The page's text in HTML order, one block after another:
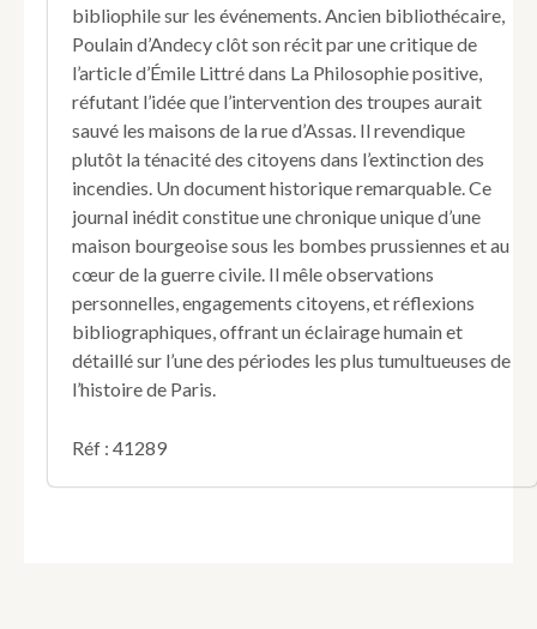
bibliophile sur les événements. Ancien bibliothécaire,
Poulain d’Andecy clôt son récit par une critique de
l’article d’Émile Littré dans La Philosophie positive,
réfutant l’idée que l’intervention des troupes aurait
sauvé les maisons de la rue d’Assas. Il revendique
plutôt la ténacité des citoyens dans l’extinction des
incendies. Un document historique remarquable. Ce
journal inédit constitue une chronique unique d’une
maison bourgeoise sous les bombes prussiennes et au
cœur de la guerre civile. Il mêle observations
personnelles, engagements citoyens, et réflexions
bibliographiques, offrant un éclairage humain et
détaillé sur l’une des périodes les plus tumultueuses de
l’histoire de Paris.
Réf : 41289